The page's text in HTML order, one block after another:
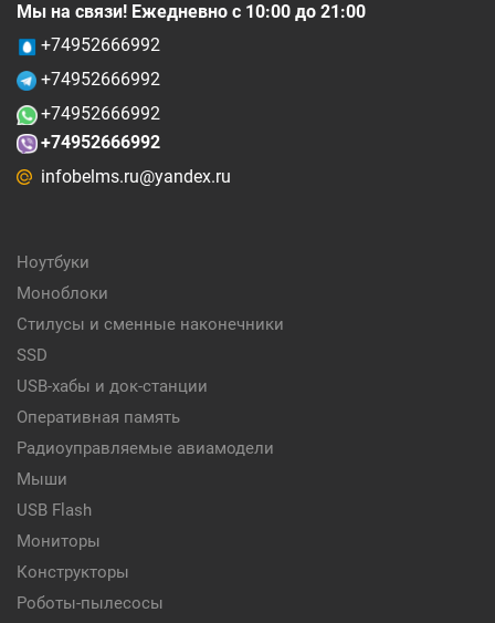
Мы на связи! Ежедневно с 10:00 до 21:00
+74952666992
+74952666992
+74952666992
+74952666992
infobelms.ru@yandex.ru
Ноутбуки
Моноблоки
Стилусы и сменные наконечники
SSD
USB-хабы и док-станции
Оперативная память
Радиоуправляемые авиамодели
Мыши
USB Flash
Мониторы
Конструкторы
Роботы-пылесосы